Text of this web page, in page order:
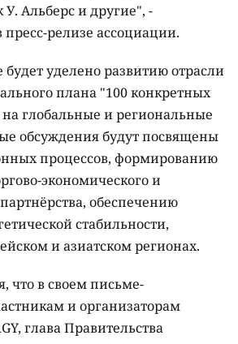
Альберс и другие", -
релизе ассоциации.
уделено развитию отрасли
плана "100 конкретных
на глобальные и региональные
обсуждения будут посвящены
процессов, формированию
экономического и
обеспечению
стабильности,
и азиатском регионах.
что в своем письме-
и организаторам
глава Правительства